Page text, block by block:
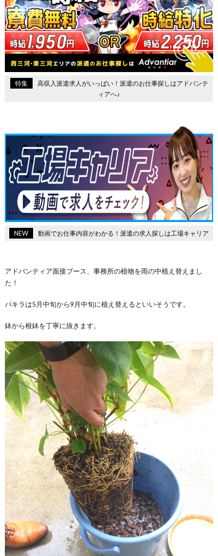
特集
高収入派遣求人がいっぱい！派遣のお仕事探しはアドバンテ
ィアへ♪
NEW 動画でお仕事内容がわかる！派遣の求人探しは工場キャリア
アドバンティア面接ブース、事務所の植物を雨の中植え替えまし
た！
パキラは5月中旬から9月中旬に植え替えるといいそうです。
鉢から根鉢を丁寧に抜きます。